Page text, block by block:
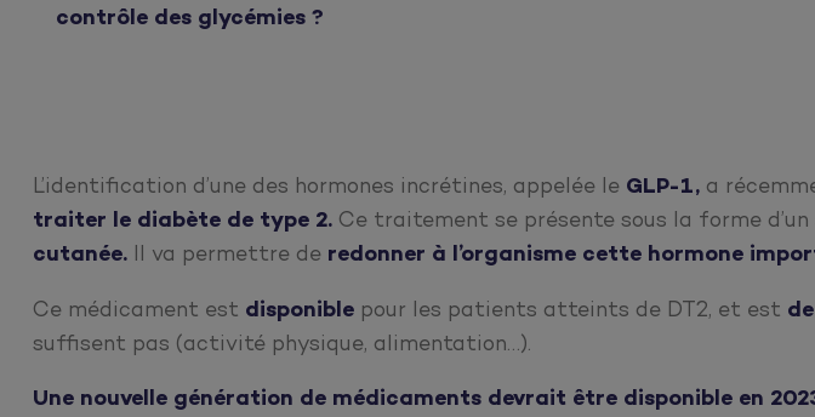
contrôle des glycémies ?
L’identification d’une des hormones incrétines, appelée le GLP-1, a
traiter le diabète de type 2. Ce traitement se présente sous la forme
cutanée. Il va permettre de redonner à l’organisme cette hormone
Ce médicament est disponible pour les patients atteints de DT2, et est
suffisent pas (activité physique, alimentation…).
Une nouvelle génération de médicaments devrait être disponible en